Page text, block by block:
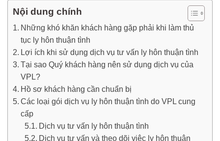
Nội dung chính
Những khó khăn khách hàng gặp phải khi làm thủ
tục ly hôn thuận tình
Lợi ích khi sử dụng dịch vụ tư vấn ly hôn thuận tình
Tại sao Quý khách hàng nên sử dụng dịch vụ của
VPL?
Hồ sơ khách hàng cần chuẩn bị
Các loại gói dịch vụ ly hôn thuận tình do VPL cung
cấp
Dịch vụ tư vấn ly hôn thuận tình
Dịch vụ tư vấn và theo dõi việc ly hôn thuận